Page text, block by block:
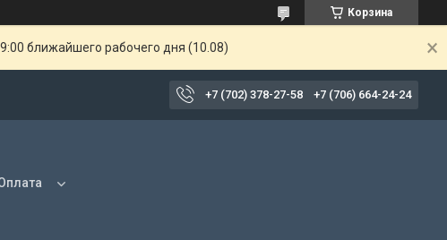
Корзина
ближайшего рабочего дня (10.08)
+7 (702) 378-27-58 +7 (706) 664-24-24